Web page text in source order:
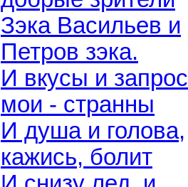
Зэка Васильев и
Петров зэка.
И вкусы и
мои - странны
И душа и голова,
кажись, болит